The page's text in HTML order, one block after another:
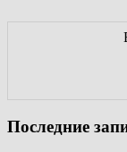
Последние